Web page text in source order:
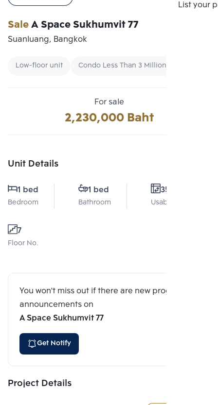
List your
SaleA Space Sukhumvit 77
Suanluang, Bangkok
Low-floor unit Condo Less Than 3 Million Baht
For sale
2,230,000 Baht
Unit Details
1 bed
Bedroom
1 bed
Bathroom
35 Sq.m.
Usable area
7
Floor No.
You won't miss out if there are new program
announcements on
A Space Sukhumvit 77
Get Notify
Project Details